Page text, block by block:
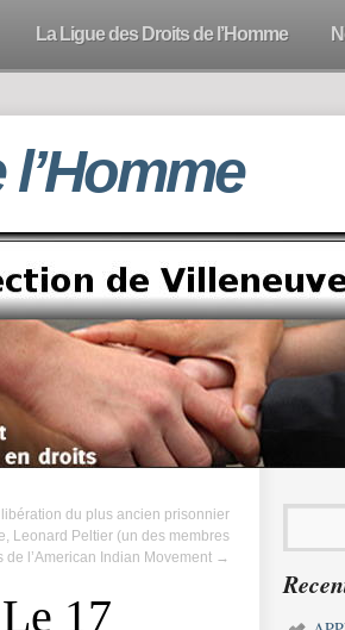
La Ligue des Droits de l’Homme
du plus ancien prisonnier
Leonard Peltier (un des membres
de l’American Indian Movement →
17